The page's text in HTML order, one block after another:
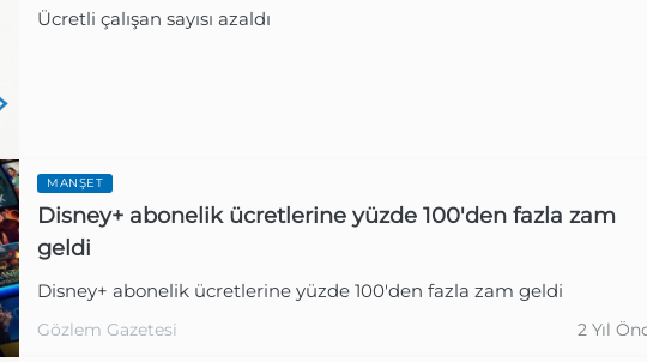
Gözlem Gazetesi
Ücretli çalışan sayısı azaldı
Gözlem Gazetesi
MANŞET
Disney+ abonelik ücretlerine yüzde 100'den fazla zam
geldi
Disney+ abonelik ücretlerine yüzde 100'den fazla zam geldi
Gözlem Gazetesi 2 Yıl